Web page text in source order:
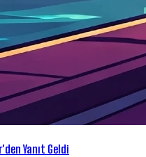
Yanıt Geldi